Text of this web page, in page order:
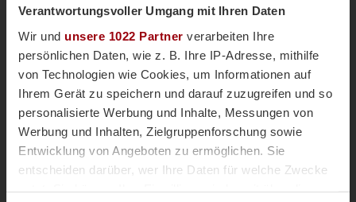
Verantwortungsvoller Umgang mit Ihren Daten
Wir und unsere 1022 Partner verarbeiten Ihre
persönlichen Daten, wie z. B. Ihre IP-Adresse, mithilfe
von Technologien wie Cookies, um Informationen auf
Ihrem Gerät zu speichern und darauf zuzugreifen und so
personalisierte Werbung und Inhalte, Messungen von
Werbung und Inhalten, Zielgruppenforschung sowie
Entwicklung von Angeboten zu ermöglichen. Sie
entscheiden darüber, wer Ihre Daten für welche Zwecke
Honamas DanasNationalteams
vor 2 Jahren